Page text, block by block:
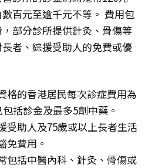
百元至逾千元不等。 費用包
部分診所提供針灸、骨傷等
者、綜援受助人的免費或優
格的香港居民每次診症費用為
括診金及最多5劑中藥。
受助人及75歲或以上長者生活
免費用。
包括中醫內科、針灸、骨傷或